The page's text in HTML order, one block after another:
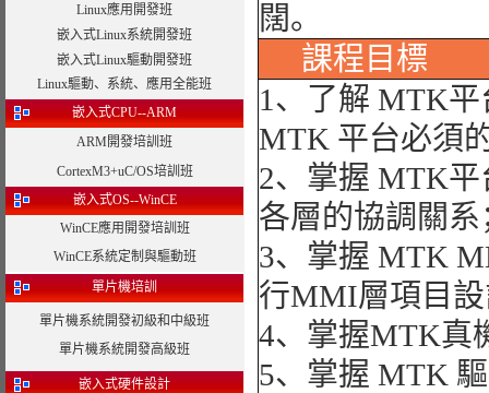
Linux應用開發班
嵌入式Linux系統開發班
嵌入式Linux驅動開發班
Linux驅動、系統、應用全能班
嵌入式CPU--ARM
ARM開發培訓班
CortexM3+uC/OS培訓班
嵌入式OS--WinCE
WinCE應用開發培訓班
WinCE系統定制與驅動班
單片機培訓
單片機系統開發初級和中級班
單片機系統開發高級班
嵌入式硬件設計
闊。
課程目標
1、了解 MTK
MTK 平台必須
2、掌握 MTK
各層的協調關系
3、掌握 MTK
行MMI層項目
4、掌握MTK真
5、掌握 MTK